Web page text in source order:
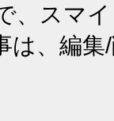
、スマ
は、編